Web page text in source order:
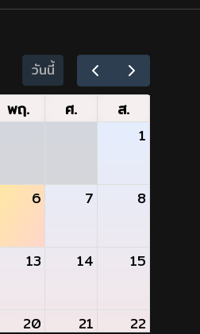
วันนี้
พฤ. ศ. ส.
1
6 7 8
13 14 15
20 21 22